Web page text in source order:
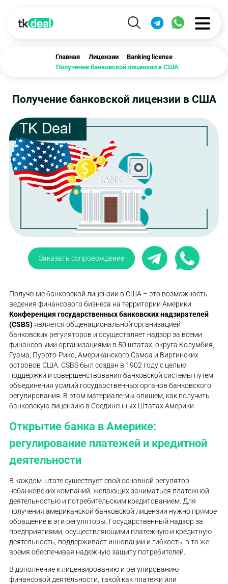
Главная Лицензии
Banking license
Получение банковской лицензии в США
Получение банковской лицензии в США
Заказать сопровождение
Получение банковской лицензии в США – это возможность
ведения финансового бизнеса на территории Америки.
Конференция государственных банковских надзирателей
(CSBS)является общенациональной организацией
банковских регуляторов и осуществляет надзор за всеми
финансовыми организациями в 50 штатах, округа Колумбия,
Гуама, Пуэрто-Рико, Американского Самоа и Виргинских
островов США. CSBS был создан в 1902 году с целью
поддержки и совершенствования банковской системы путем
объединения усилий государственных органов банковского
регулирования. В этом материале мы опишем, как получить
банковскую лицензию в Соединенных Штатах Америки.
Открытие банка в Америке:
регулирование платежей и кредитной
деятельности
В каждом штате существует свой основной регулятор
небанковских компаний, желающих заниматься платежной
деятельностью и потребительским кредитованием. Для
получения американской банковской лицензии нужно прямое
обращение в эти регуляторы. Государственный надзор за
предприятиями, осуществляющими платежную и кредитную
деятельность, поддерживает инновации и гибкость, в то же
время обеспечивая надежную защиту потребителей.
В дополнение к лицензированию и регулированию
финансовой деятельности, такой как платежи или